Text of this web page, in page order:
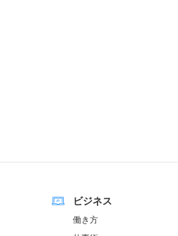
ビジネス
働き方